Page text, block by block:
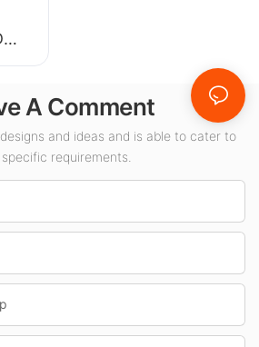
W
A Comment
and ideas and is able to cater to
requirements.